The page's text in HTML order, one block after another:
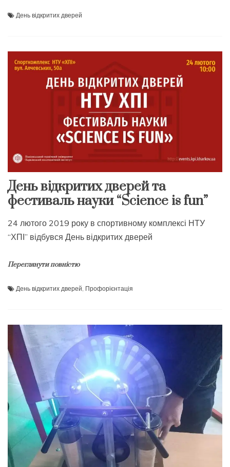
День відкритих дверей
День відкритих дверей та
фестиваль науки “Science is fun”
24 лютого 2019 року в спортивному комплексі НТУ
“ХПІ” відбувся День відкритих дверей
Переглянути повністю
День відкритих дверей Профорієнтація